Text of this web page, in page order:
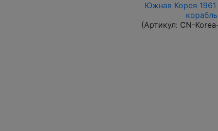
Южная Корея 1961
(Артикул: CN-